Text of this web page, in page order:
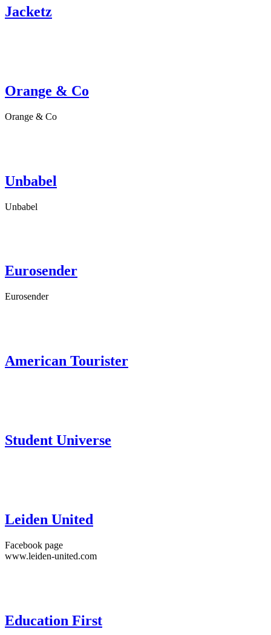
Jacketz
Orange & Co
Orange & Co
Unbabel
Unbabel
Eurosender
Eurosender
American Tourister
Student Universe
Leiden United
Facebook page
www.leiden-united.com
Education First